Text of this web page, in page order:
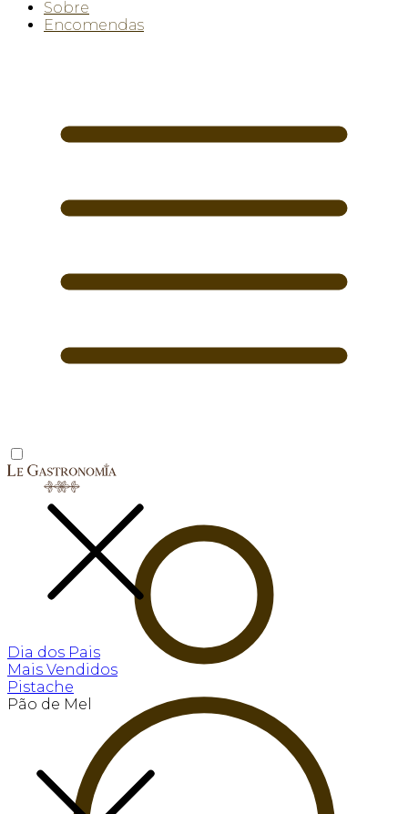
Sobre
Encomendas
Dia dos Pais
Mais Vendidos
Pistache
Pão de Mel